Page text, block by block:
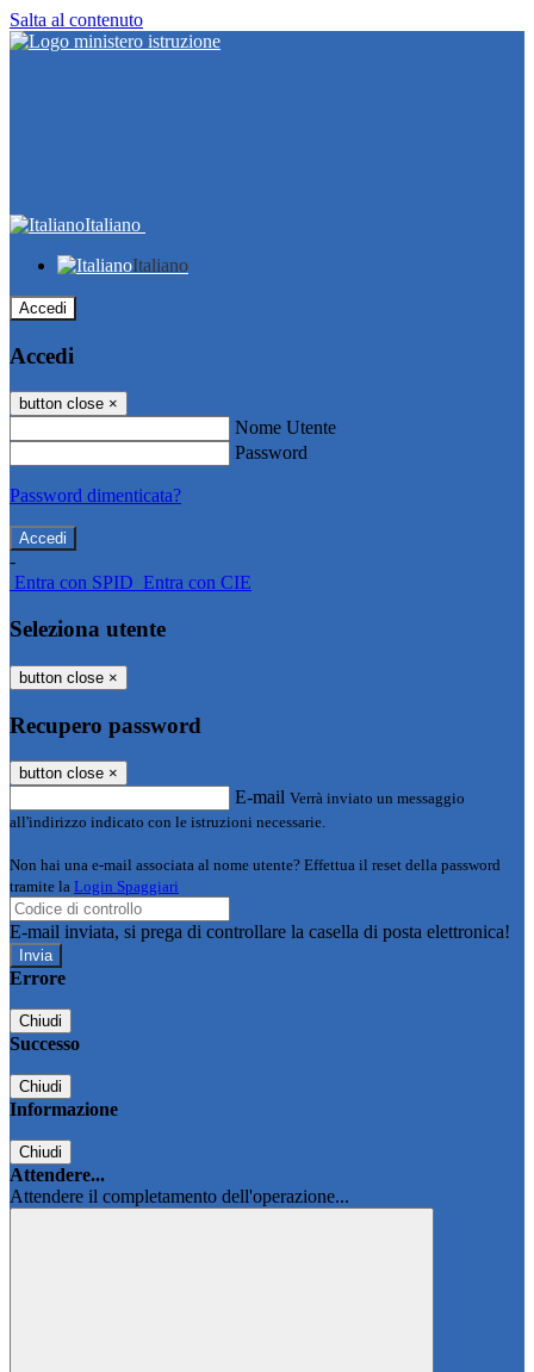
Salta al contenuto
Italiano
Italiano
Accedi
Accedi
button close ×
Nome Utente
Password
Password dimenticata?
-
Entra con SPID Entra con CIE
Seleziona utente
button close ×
Recupero password
button close ×
E-mail Verrà inviato un messaggio
all'indirizzo indicato con le istruzioni necessarie.
Non hai una e-mail associata al nome utente? Effettua il reset della password
tramite la Login Spaggiari
E-mail inviata, si prega di controllare la casella di posta elettronica!
Errore
Chiudi
Successo
Chiudi
Informazione
Chiudi
Attendere...
Attendere il completamento dell'operazione...